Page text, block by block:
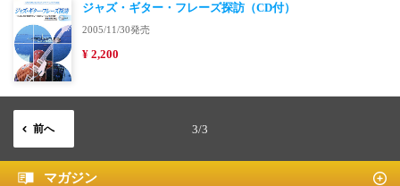
ジャズ・ギター・フレーズ探訪（CD付）
2005/11/30発売
¥ 2,200
前へ 3/3
マガジン